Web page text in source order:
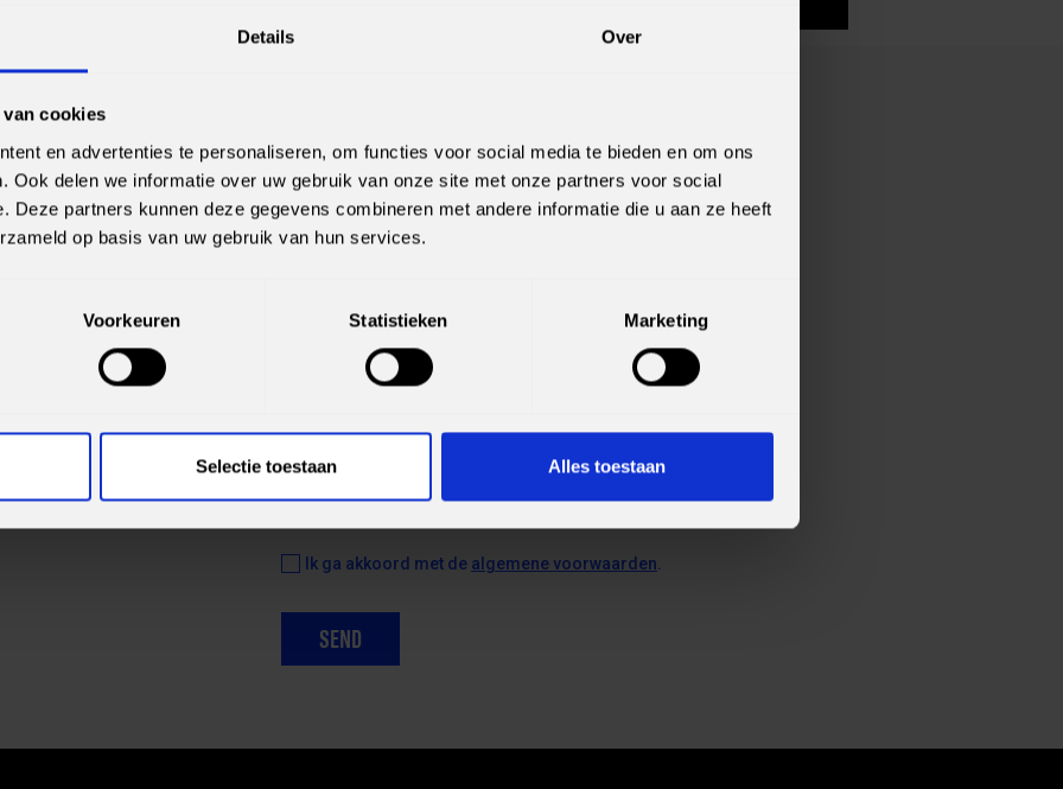
Details Over
van cookies
en advertenties te personaliseren, om functies voor social media te bieden en om ons
Ook delen we informatie over uw gebruik van onze site met onze partners voor social
Deze partners kunnen deze gegevens combineren met andere informatie die u aan ze heeft
op basis van uw gebruik van hun services.
Voorkeuren Statistieken Marketing
Selectie toestaan Alles toestaan
net als een
contact met je op.
Ik ga akkoord met de algemene voorwaarden
SEND